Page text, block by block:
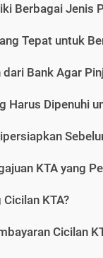
Berbagai Jenis
Tepat untuk
Bank Agar
Harus Dipenuhi
KTA yang
KTA?
Cicilan